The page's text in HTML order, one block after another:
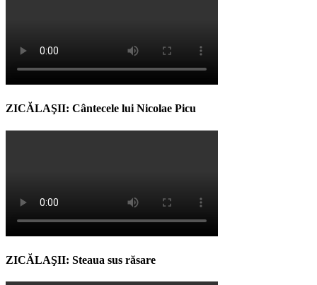
ZICĂLAŞII: Cântecele lui Nicolae Picu
ZICĂLAŞII: Steaua sus răsare